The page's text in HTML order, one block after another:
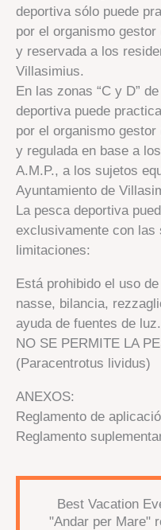
deportiva sólo puede
por el organismo
y reservada a los
Villasimius.
En las zonas “C y D”
deportiva puede
por el organismo
y regulada en base a
A.M.P., a los sujetos
Ayuntamiento de
La pesca deportiva
exclusivamente con las
limitaciones:
Está prohibido el uso
nasse, bilancia,
ayuda de fuentes de luz.
NO SE PERMITE LA
(Paracentrotus lividus)
ANEXOS:
Reglamento de
Reglamento
Best Vacation
"Andar per Mare"